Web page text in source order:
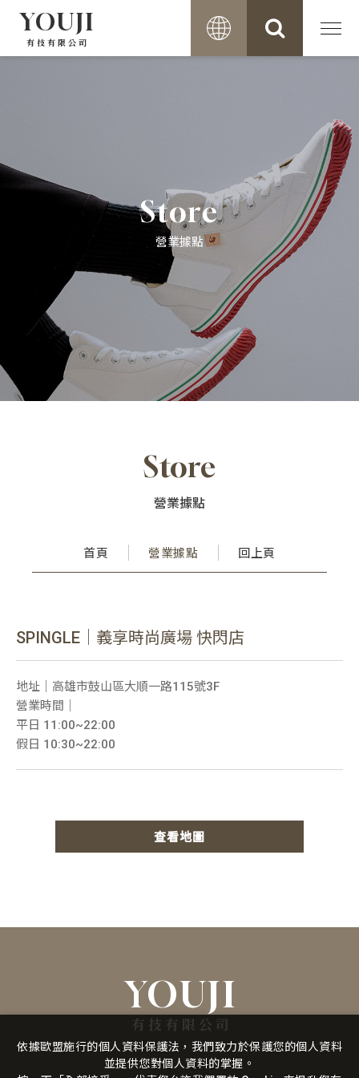
Store
營業據點
Store
營業據點
首頁 營業據點 回上頁
SPINGLE｜義享時尚廣場 快閃店
地址｜高雄市鼓山區大順一路115號3F
營業時間｜
平日 11:00~22:00
假日 10:30~22:00
查看地圖
YOUJI
有技有限公司
YOUJI
有技有限公司
依據歐盟施行的個人資料保護法，我們致力於保護您的個人資料
並提供您對個人資料的掌握。